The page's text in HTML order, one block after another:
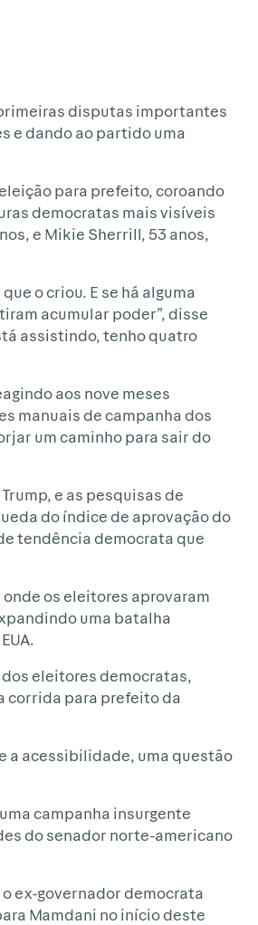
disputas importantes
e dando ao partido uma
para prefeito, coroando
democratas mais visíveis
e Mikie Sherrill, 53 anos,
o criou. E se há alguma
acumular poder”, disse
assistindo, tenho quatro
aos nove meses
manuais de campanha dos
um caminho para sair do
e as pesquisas de
do índice de aprovação do
tendência democrata que
os eleitores aprovaram
uma batalha
eleitores democratas,
corrida para prefeito da
a acessibilidade, uma questão
campanha insurgente
do senador norte-americano
ex-governador democrata
Mamdani no início deste